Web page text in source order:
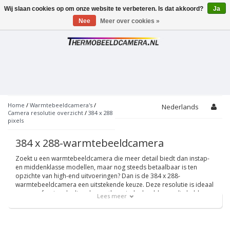
Toggle
Home / Warmtebeeldcamera's /
Camera resolutie overzicht / 384 x 288
pixels
Nederlands
384 x 288-warmtebeeldcamera
Zoekt u een warmtebeeldcamera die meer detail biedt dan instap-
en middenklasse modellen, maar nog steeds betaalbaar is ten
opzichte van high-end uitvoeringen? Dan is de 384 x 288-
warmtebeeldcamera een uitstekende keuze. Deze resolutie is ideaal
voor professionals die scherpe thermische beelden nodig hebben
Thermobeeldcamera.nl vindt u verschillende hoogwaardige
Lees meer
Wij slaan cookies op om onze website te verbeteren. Is dat akkoord?
Ja
Nee
Meer over cookies »